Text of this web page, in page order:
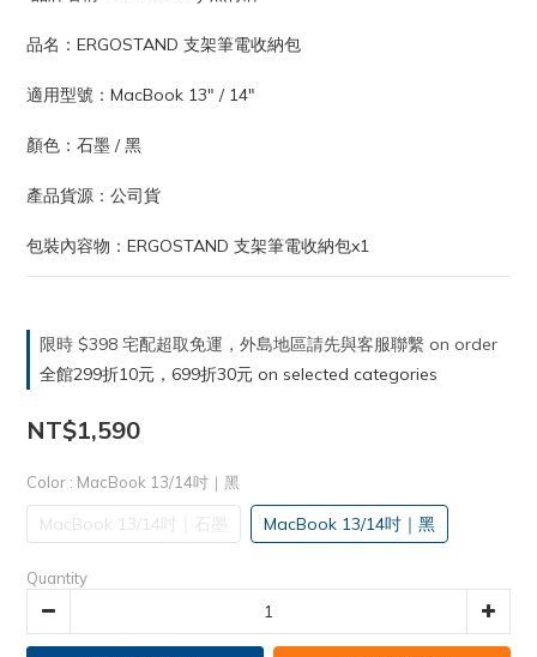
品名：ERGOSTAND 支架筆電收納包
適用型號：MacBook 13" / 14"
顏色：石墨 / 黑
產品貨源：公司貨
包裝內容物：ERGOSTAND 支架筆電收納包x1
限時 $398 宅配超取免運，外島地區請先與客服聯繫 on order
全館299折10元，699折30元 on selected categories
NT$1,590
Color : MacBook 13/14吋｜黑
MacBook 13/14吋｜石墨 MacBook 13/14吋｜黑
Quantity